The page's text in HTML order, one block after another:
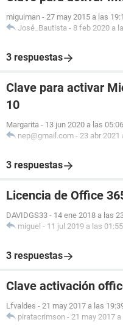
miguiman - 27 may 2015 a las
José_Bautista - 8 feb 2020 a
3 respuestas
Clave para activar
10
Margarita - 13 jun 2020 a las 05:06
nep@gmail.com - 23 abr 2021
3 respuestas
Licencia de Office
DAVIDGS33 - 14 ene 2018 a las
miguel - 11 jul 2019 a las 01:55
3 respuestas
Clave activación
Lfvaldes - 21 may 2017 a las
piratacrimson - 21 may 2017